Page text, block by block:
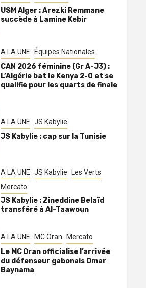
USM Alger : Arezki Remmane
succède à Lamine Kebir
A LA UNE Équipes Nationales
CAN 2026 féminine (Gr A-J3) :
L’Algérie bat le Kenya 2-0 et se
qualifie pour les quarts de finale
A LA UNE JS Kabylie
JS Kabylie : cap sur la Tunisie
A LA UNE JS Kabylie
Les Verts
Mercato
JS Kabylie : Zineddine Belaïd
transféré à Al-Taawoun
A LA UNE MC Oran Mercato
Le MC Oran officialise l’arrivée
du défenseur gabonais Omar
Baynama